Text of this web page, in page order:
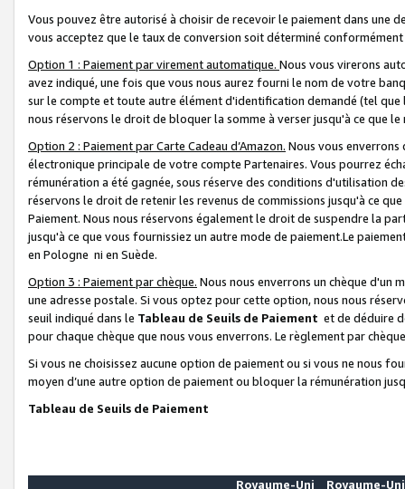
Vous pouvez être autorisé à choisir de recevoir le paiement dans une
vous acceptez que le taux de conversion soit déterminé
Option 1 : Paiement par virement automatique. Nous vous virerons
avez indiqué, une fois que vous nous aurez fourni le nom de votre
sur le compte et toute autre élément d'identification demandé (tel que
nous réservons le droit de bloquer la somme à verser jusqu'à ce que
Option 2 : Paiement par Carte Cadeau d’Amazon. Nous vous
électronique principale de votre compte Partenaires. Vous pourrez
rémunération a été gagnée, sous réserve des conditions d'utilisation
réservons le droit de retenir les revenus de commissions jusqu'à ce
Paiement. Nous nous réservons également le droit de suspendre la
jusqu'à ce que vous fournissiez un autre mode de paiement.Le
en Pologne ni en Suède.
Option 3 : Paiement par chèque. Nous nous enverrons un chèque d'un
une adresse postale. Si vous optez pour cette option, nous nous
seuil indiqué dans le Tableau de Seuils de Paiement et de déduire
pour chaque chèque que nous vous enverrons. Le règlement par
Si vous ne choisissez aucune option de paiement ou si vous ne nous
moyen d’une autre option de paiement ou bloquer la rémunération
Tableau de Seuils de Paiement
Royaume-Uni
Royaume-Uni